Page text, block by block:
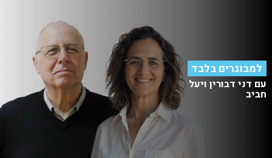
למבוגרים בלבד
עם דני דבורין ויעל
חביב